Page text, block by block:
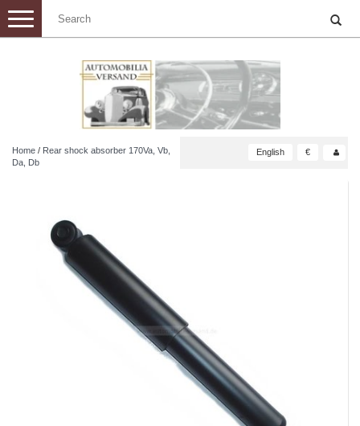
Toggle
navigation
Home / Rear shock absorber 170Va, Vb,
Da, Db
English €